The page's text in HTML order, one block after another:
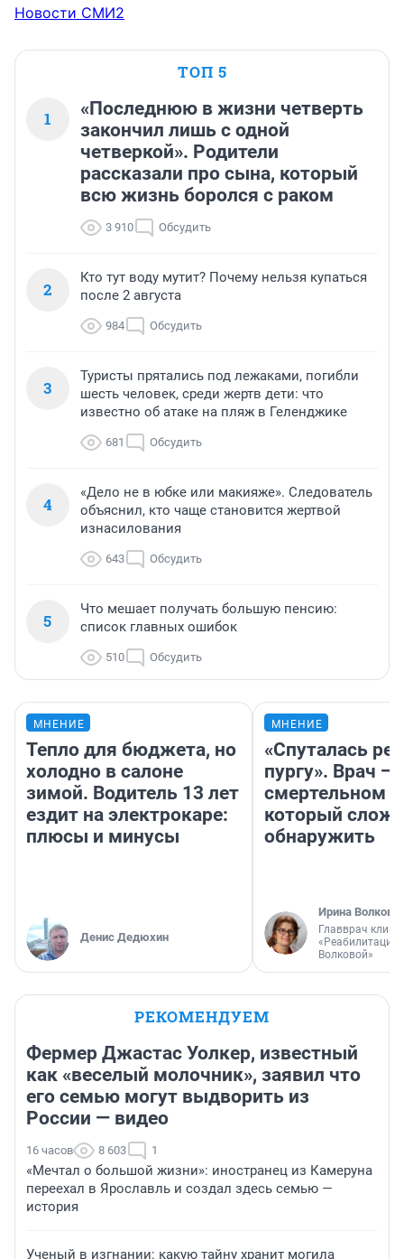
Новости СМИ2
ТОП 5
1
«Последнюю в жизни четверть
закончил лишь с одной
четверкой». Родители
рассказали про сына, который
всю жизнь боролся с раком
3 910 Обсудить
2
Кто тут воду мутит? Почему нельзя купаться
после 2 августа
984 Обсудить
3
Туристы прятались под лежаками, погибли
шесть человек, среди жертв дети: что
известно об атаке на пляж в Геленджике
681 Обсудить
4
«Дело не в юбке или макияже». Следователь
объяснил, кто чаще становится жертвой
изнасилования
643 Обсудить
5
Что мешает получать большую пенсию:
список главных ошибок
510 Обсудить
МНЕНИЕ
Тепло для бюджета, но
холодно в салоне
зимой. Водитель 13 лет
ездит на электрокаре:
плюсы и минусы
Денис Дедюхин
МНЕНИЕ
«Спуталась
пургу». Врач —
смертельном
который
обнаружить
Ирина Волкова
Главврач
«Реабилитация
Волковой»
РЕКОМЕНДУЕМ
Фермер Джастас Уолкер, известный
как «веселый молочник», заявил что
его семью могут выдворить из
России — видео
16 часов 8 603 1
«Мечтал о большой жизни»: иностранец из Камеруна
переехал в Ярославль и создал здесь семью —
история
Ученый в изгнании: какую тайну хранит могила